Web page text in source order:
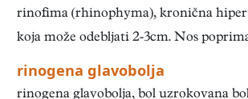
rinofima (rhinophyma), kronična
koja može odebljati 2-3cm. Nos
rinogena glavobolja
rinogena glavobolja, bol uzrokovana